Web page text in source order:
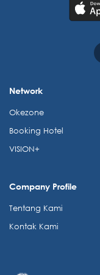
Network
Okezone
Booking Hotel
VISION+
Company Profile
Tentang Kami
Kontak Kami